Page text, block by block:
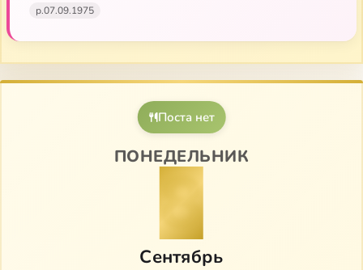
р.07.09.1975
Поста нет
ПОНЕДЕЛЬНИК
8
Сентябрь